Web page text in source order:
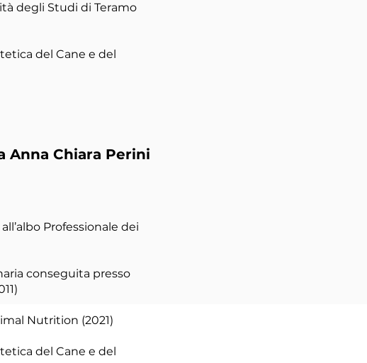
degli Studi di Teramo
del Cane e del
Anna Chiara Perini
Professionale dei
conseguita presso
Nutrition (2021)
del Cane e del